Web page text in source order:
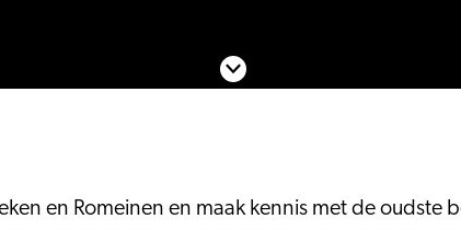
Scroll naar beneden
en Romeinen en maak kennis met de oudste